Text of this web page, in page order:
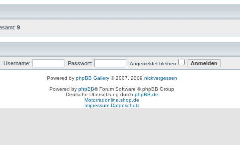
9
Username: Passwort: Angemeldet bleiben
Powered by phpBB Gallery© 2007, 2009 nickvergessen
Powered by phpBB® Forum Software © phpBB Group
Deutsche Übersetzung durch phpBB.de
Motorradonline.shop.de
Impressum Datenschutz